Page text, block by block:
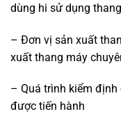
dùng hi sử dụng
– Đơn vị sản xuất
xuất thang máy
– Quá trình kiểm
được tiến hành